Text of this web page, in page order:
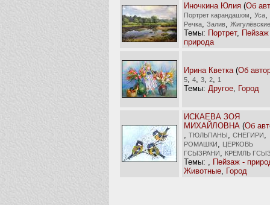
Иночкина Юлия (Об
Портрет карандашом Уса
Речка Залив
Темы: Портрет,
природа
Ирина Кветка (Об
5 4 3 2 1
Темы: Другое Город
ИСКАЕВА ЗОЯ
МИХАЙЛОВНА (Об
ТЮЛЬПАНЫ СНЕГИРИ
РОМАШКИ
ЦЕРКОВЬ
ГСЫЗРАНИ
КРЕМЛЬ
Темы:
Пейзаж -
Животные
Город